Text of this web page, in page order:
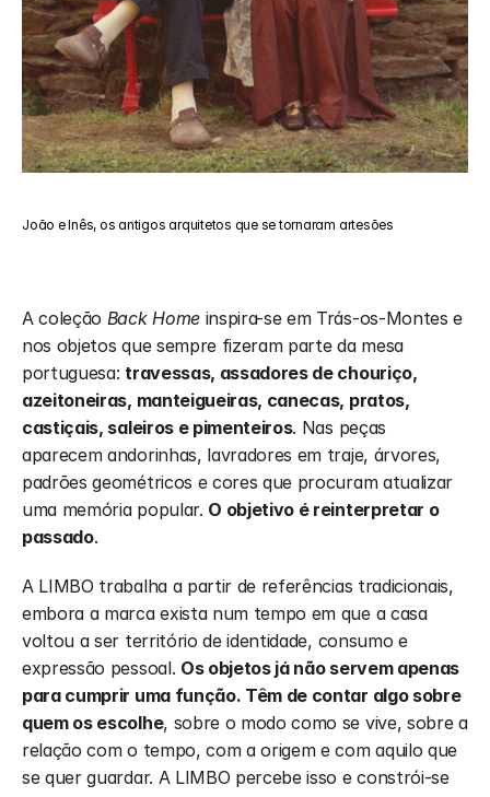
João e Inês, os antigos arquitetos que se tornaram artesões
A coleção Back Home inspira-se em Trás-os-Montes e
nos objetos que sempre fizeram parte da mesa
portuguesa: travessas, assadores de chouriço,
azeitoneiras, manteigueiras, canecas, pratos,
castiçais, saleiros e pimenteiros. Nas peças
aparecem andorinhas, lavradores em traje, árvores,
padrões geométricos e cores que procuram atualizar
uma memória popular. O objetivo é reinterpretar o
passado.
A LIMBO trabalha a partir de referências tradicionais,
embora a marca exista num tempo em que a casa
voltou a ser território de identidade, consumo e
expressão pessoal. Os objetos já não servem apenas
para cumprir uma função. Têm de contar algo sobre
quem os escolhe, sobre o modo como se vive, sobre a
relação com o tempo, com a origem e com aquilo que
se quer guardar. A LIMBO percebe isso e constrói-se